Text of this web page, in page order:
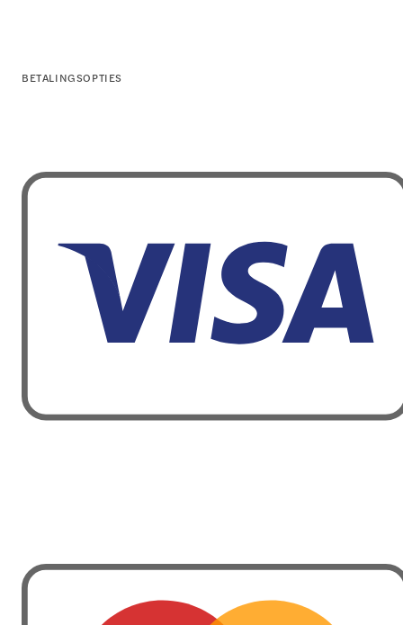
BETALINGSOPTIES